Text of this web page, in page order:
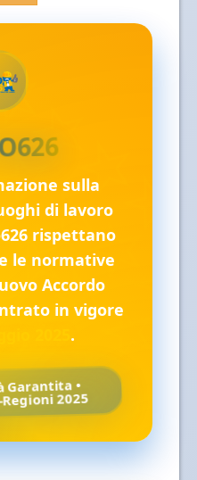
sulla
di lavoro
rispettano
le normative
Accordo
in vigore
.
Garantita •
2025